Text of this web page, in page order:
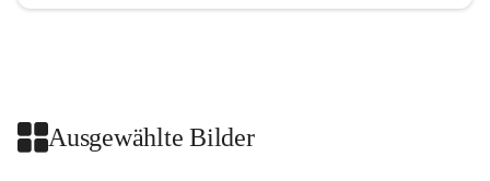
Ausgewählte Bilder